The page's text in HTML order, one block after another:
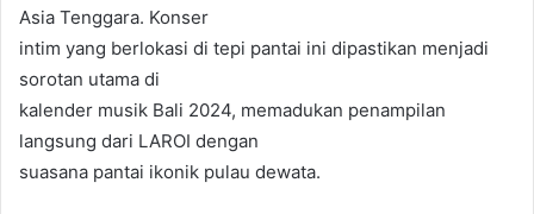
Asia Tenggara. Konser
intim yang berlokasi di tepi pantai ini dipastikan menjadi
sorotan utama di
kalender musik Bali 2024, memadukan penampilan
langsung dari LAROI dengan
suasana pantai ikonik pulau dewata.